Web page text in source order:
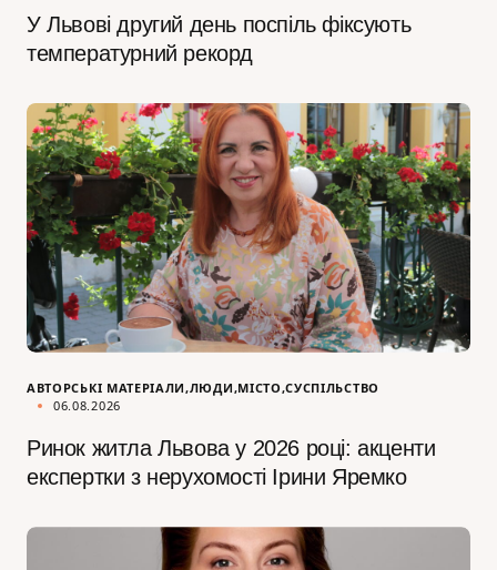
У Львові другий день поспіль фіксують
температурний рекорд
АВТОРСЬКІ МАТЕРІАЛИ ЛЮДИ МІСТО СУСПІЛЬСТВО
06.08.2026
Ринок житла Львова у 2026 році: акценти
експертки з нерухомості Ірини Яремко